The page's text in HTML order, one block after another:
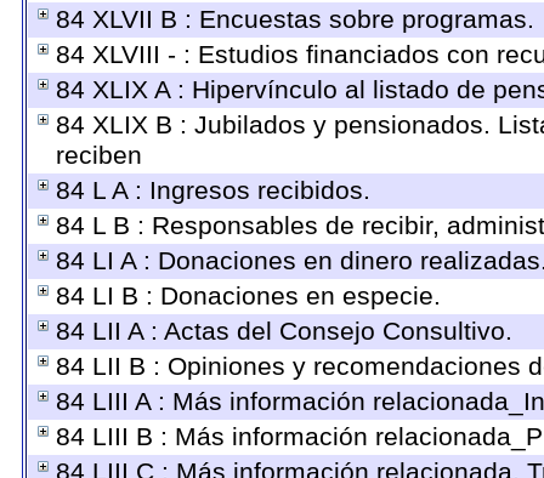
84 XLVII B : Encuestas sobre programas.
84 XLVIII - : Estudios financiados con
84 XLIX A : Hipervínculo al listado de
84 XLIX B : Jubilados y pensionados.
reciben
84 L A : Ingresos recibidos.
84 L B : Responsables de recibir,
84 LI A : Donaciones en dinero
84 LI B : Donaciones en especie.
84 LII A : Actas del Consejo Consultivo.
84 LII B : Opiniones y recomendaciones
84 LIII A : Más información
84 LIII B : Más información
84 LIII C : Más información relacionada.